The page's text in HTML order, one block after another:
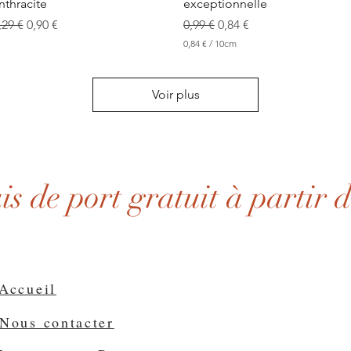
s
original
€ Prix promotionnel
0,90 €
exceptionnelle
Prix original
0,99 € Prix promotionnel
0,84 €
0,84 € / 10cm
8
C
e
Voir plus
de port gratuit à partir
Nous contacter